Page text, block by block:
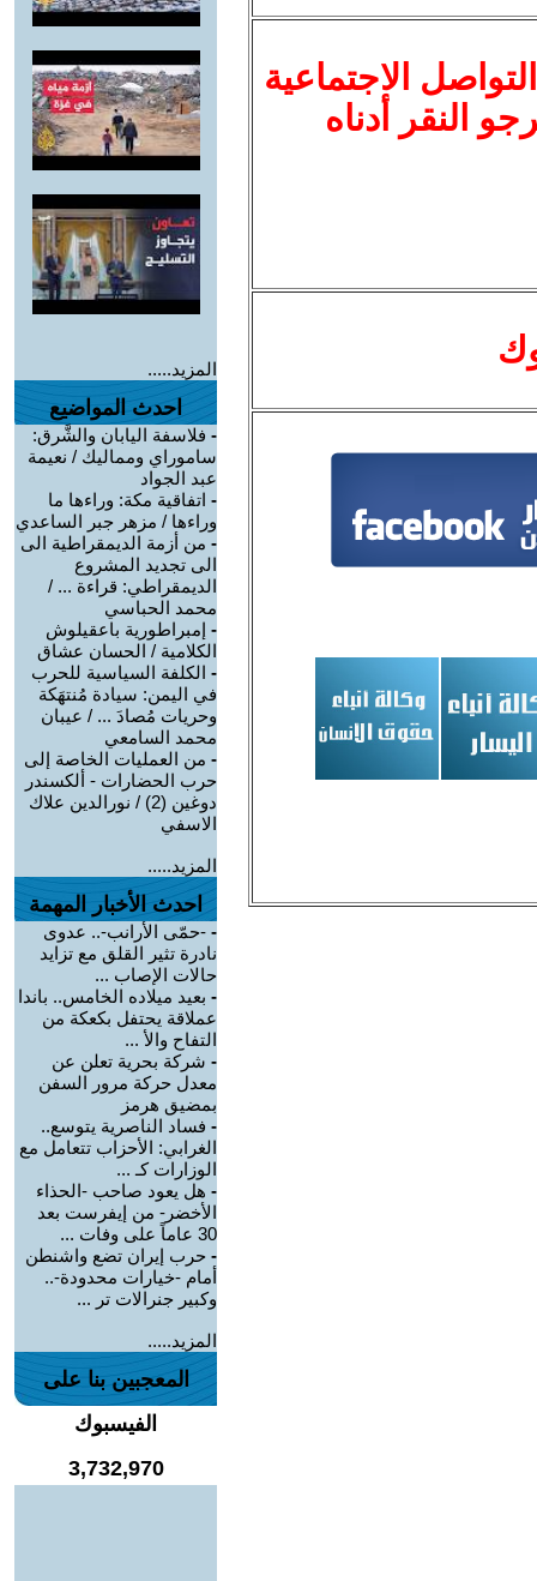
الاجتماعية
النقر أدناه
المزيد.....
احدث المواضيع
- فلاسفة اليابان والشَّرق:
ساموراي ومماليك / نعيمة
عبد الجواد
- اتفاقية مكة: وراءها ما
وراءها / مزهر جبر الساعدي
- من أزمة الديمقراطية الى
الى تجديد المشروع
الديمقراطي: قراءة ... /
محمد الحباسي
- إمبراطورية باعقيلوش
الكلامية / الحسان عشاق
- الكلفة السياسية للحرب
في اليمن: سيادة مُنتهَكة
وحريات مُصادَ ... / عيبان
محمد السامعي
- من العمليات الخاصة إلى
حرب الحضارات - ألكسندر
دوغين (2) / نورالدين علاك
الاسفي
المزيد.....
احدث الأخبار المهمة
- -حمّى الأرانب-.. عدوى
نادرة تثير القلق مع تزايد
حالات الإصاب ...
- بعيد ميلاده الخامس.. باندا
عملاقة يحتفل بكعكة من
التفاح والأ ...
- شركة بحرية تعلن عن
معدل حركة مرور السفن
بمضيق هرمز
- فساد الناصرية يتوسع..
الغرابي: الأحزاب تتعامل مع
الوزارات كـ ...
- هل يعود صاحب -الحذاء
الأخضر- من إيفرست بعد
30 عاماً على وفات ...
- حرب إيران تضع واشنطن
أمام -خيارات محدودة-..
وكبير جنرالات تر ...
المزيد.....
المعجبين بنا على
الفيسبوك
3,732,970